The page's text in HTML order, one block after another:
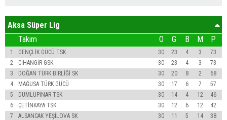
Aksa Süper Lig
Takım
O G B M P
1 GENÇLİK GÜCÜ TSK 30 23 4 3
73
2
CİHANGİR GSK 30 23 4 3
73
3
DOĞAN TÜRK BİRLİĞİ SK 30 20 8 2
68
4
MAĞUSA TÜRK GÜCÜ 30 17 6 7
57
5
DUMLUPINAR TSK 30 14 4 12
46
6
ÇETİNKAYA TSK 30 12 6 12
42
7
ALSANCAK YEŞİLOVA SK 30 11 5 14
38